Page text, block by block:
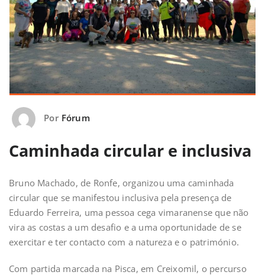
Por Fórum
Caminhada circular e inclusiva
Bruno Machado, de Ronfe, organizou uma caminhada
circular que se manifestou inclusiva pela presença de
Eduardo Ferreira, uma pessoa cega vimaranense que não
vira as costas a um desafio e a uma oportunidade de se
exercitar e ter contacto com a natureza e o património.
Com partida marcada na Pisca, em Creixomil, o percurso